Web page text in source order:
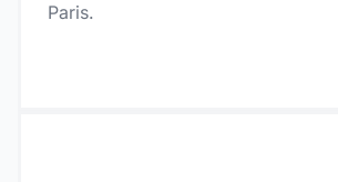
Paris.